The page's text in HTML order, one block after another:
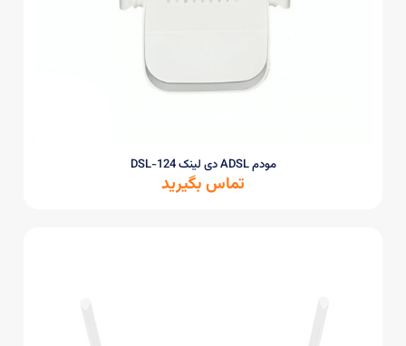
مودم ADSL دی لینک DSL-124
تماس بگیرید